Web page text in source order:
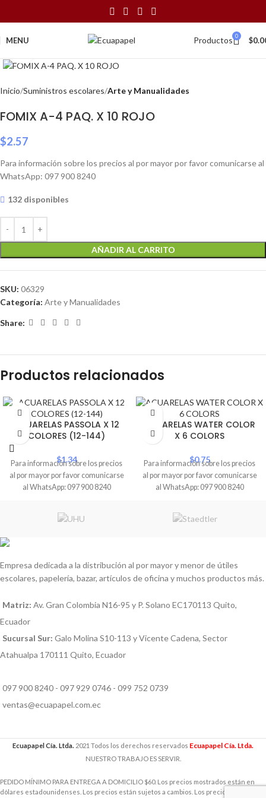
MENU Productos 0 $
Inicio Suministros escolares Arte y Manualidades
FOMIX A-4 PAQ. X 10 ROJO
$2.57
Para información sobre los precios al por mayor por favor comunicarse al
WhatsApp: 097 900 8240
132 disponibles
AÑADIR AL CARRITO
SKU: 06329
Categoría: Arte y Manualidades
Share:
Productos relacionados
ACUARELAS PASSOLA X 12
COLORES (12-144)
$1.34
Para información sobre los precios
al por mayor por favor comunicarse
al WhatsApp: 097 900 8240
ACUARELAS WATER COLOR
X 6 COLORS
$0.75
Para información sobre los precios
al por mayor por favor comunicarse
al WhatsApp: 097 900 8240
Empresa dedicada a la distribución al por mayor y menor de útiles
escolares, papelería, bazar, artículos de oficina y muchos productos más.
Matriz: Av. Gran Colombia N16-95 y P. Solano EC170113 Quito,
Ecuador
Sucursal Sur: Galo Molina S10-113 y Vicente Cadena, Sector
Atahualpa 170111 Quito, Ecuador
097 900 8240 - 097 929 0746 - 099 752 0739
ventas@ecuapapel.com.ec
Ecuapapel Cía. Ltda. 2021 Todos los derechos reservados Ecuapapel Cía. Ltda.
NUESTRO TRABAJO ES SERVIR.
PEDIDO MÍNIMO PARA ENTREGA A DOMICILIO $60. Los precios mostrados están en
dólares estadounidenses. Los precios están sujetos a cambios. Los precios incluyen